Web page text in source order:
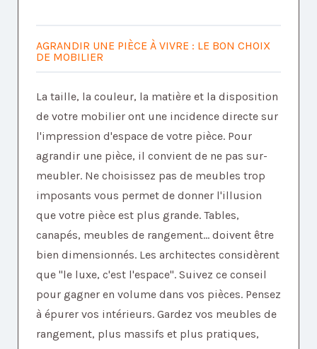
AGRANDIR UNE PIÈCE À VIVRE : LE BON CHOIX
DE MOBILIER
La taille, la couleur, la matière et la disposition
de votre mobilier ont une incidence directe sur
l'impression d'espace de votre pièce. Pour
agrandir une pièce, il convient de ne pas sur-
meubler. Ne choisissez pas de meubles trop
imposants vous permet de donner l'illusion
que votre pièce est plus grande. Tables,
canapés, meubles de rangement... doivent être
bien dimensionnés. Les architectes considèrent
que "le luxe, c'est l'espace". Suivez ce conseil
pour gagner en volume dans vos pièces. Pensez
à épurer vos intérieurs. Gardez vos meubles de
rangement, plus massifs et plus pratiques,